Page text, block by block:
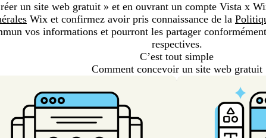
un site web gratuit » et en ouvrant un compte Vista x
Wix et confirmez avoir pris connaissance de la
vos informations et pourront les partager
respectives.
C’est tout simple
Comment concevoir un site web gratuit